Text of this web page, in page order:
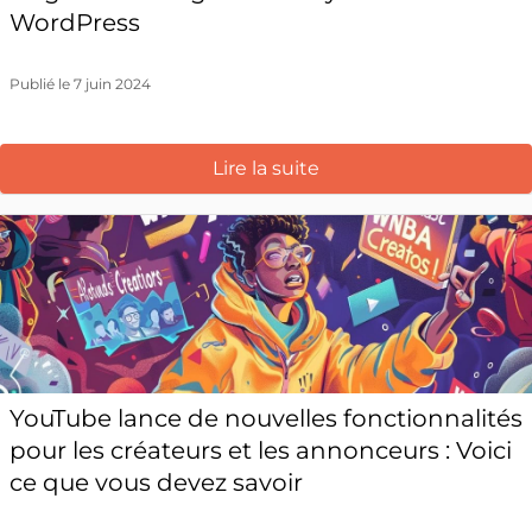
WordPress
Publié le 7 juin 2024
Lire la suite
YouTube lance de nouvelles fonctionnalités
pour les créateurs et les annonceurs : Voici
ce que vous devez savoir